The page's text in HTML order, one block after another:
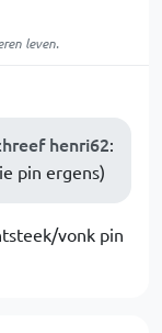
leven.
henri62:
pin ergens)
vonk pin